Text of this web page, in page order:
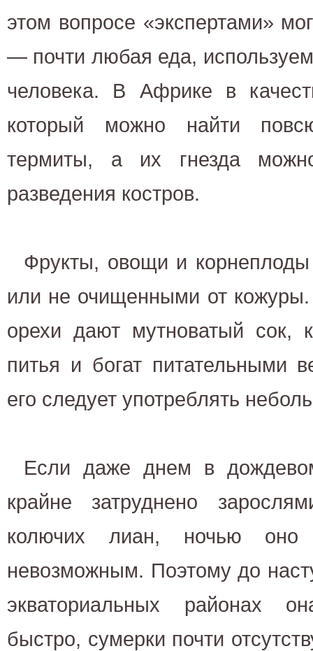
этом вопросе «экспертами»
— почти любая еда,
человека. В Африке в
который можно найти
термиты, а их гнезда
разведения костров.
Фрукты, овощи и
или не очищенными от
орехи дают мутноватый сок,
питья и богат питательными
его следует употреблять
Если даже днем в
крайне затруднено
колючих лиан, ночью оно
невозможным. Поэтому до
экваториальных районах
быстро, сумерки почти